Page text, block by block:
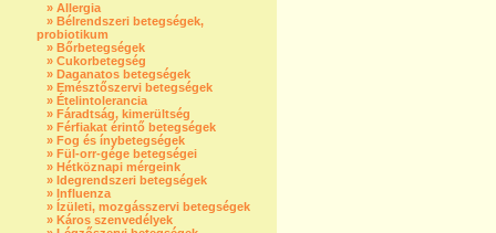
» Allergia
» Bélrendszeri betegségek,
probiotikum
» Bőrbetegségek
» Cukorbetegség
» Daganatos betegségek
» Emésztőszervi betegségek
» Ételintolerancia
» Fáradtság, kimerültség
» Férfiakat érintő betegségek
» Fog és ínybetegségek
» Fül-orr-gége betegségei
» Hétköznapi mérgeink
» Idegrendszeri betegségek
» Influenza
» Ízületi, mozgásszervi betegségek
» Káros szenvedélyek